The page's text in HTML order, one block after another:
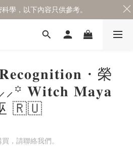
・榮
𝐖𝐢𝐭𝐜𝐡 𝐌𝐚𝐲𝐚
🇷🇺
，請聯絡我們。
學，以下內容只供參考。